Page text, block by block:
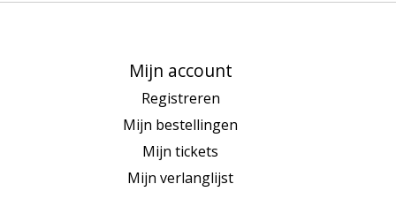
Mijn account
Registreren
Mijn bestellingen
Mijn tickets
Mijn verlanglijst